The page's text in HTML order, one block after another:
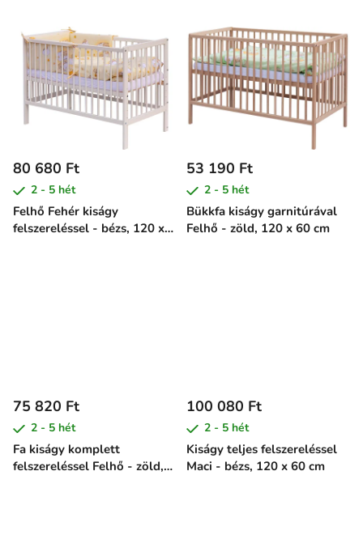
Felhő Fehér kiságy
felszereléssel - bézs, 120 x
80 680 Ft
2 - 5 hét
Bükkfa kiságy garnitúrával
Felhő - zöld, 120 x 60 cm
53 190 Ft
2 - 5 hét
Fa kiságy komplett
felszereléssel Felhő - zöld,
75 820 Ft
2 - 5 hét
Kiságy teljes felszereléssel
Maci - bézs, 120 x 60 cm
100 080 Ft
2 - 5 hét